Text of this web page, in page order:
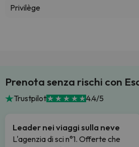
Privilège
Prenota senza rischi con
Trustpilot 4.4/5
Leader nei viaggi sulla neve
L'agenzia di sci n°1. Offerte che